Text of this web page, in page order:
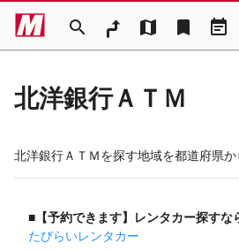
search map bookmark event_note
北洋銀行ＡＴＭ
北洋銀行ＡＴＭを探す地域を都道府県か
■【予約できます】レンタカー探すな
たびらいレンタカー